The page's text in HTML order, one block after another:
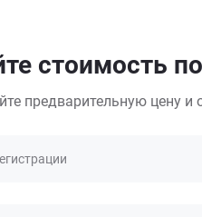
стоимость
предварительную цену